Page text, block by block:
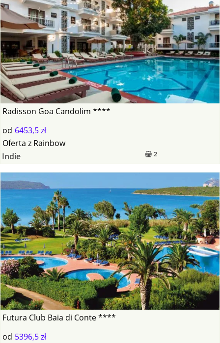
Radisson Goa Candolim ****
od 6453,5 zł
2
Oferta z Rainbow
Indie
Futura Club Baia di Conte ****
od 5396,5 zł